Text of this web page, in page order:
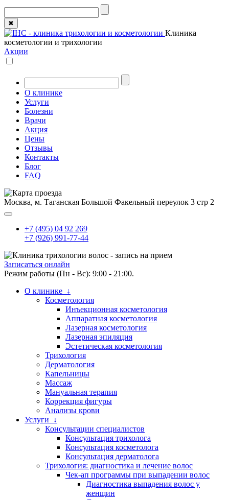
✖
Клиника
косметологии и трихологии
Акции
О клинике
Услуги
Болезни
Врачи
Акция
Цены
Отзывы
Контакты
Блог
FAQ
Москва, м. Таганская Большой Факельный переулок 3 стр 2
+7 (495) 04 92 269
+7 (926) 991-77-44
Записаться онлайн
Режим работы (Пн - Вс): 9:00 - 21:00.
О клинике ↓
Косметология
Инъекционная косметология
Аппаратная косметология
Лазерная косметология
Лазерная эпиляция
Эстетическая косметология
Трихология
Дерматология
Капельницы
Массаж
Мануальная терапия
Коррекция фигуры
Анализы крови
Услуги ↓
Консультации специалистов
Консультация трихолога
Консультация косметолога
Консультация дерматолога
Трихология: диагностика и лечение волос
Чек-ап программы при выпадении волос
Диагностика выпадения волос у
женщин